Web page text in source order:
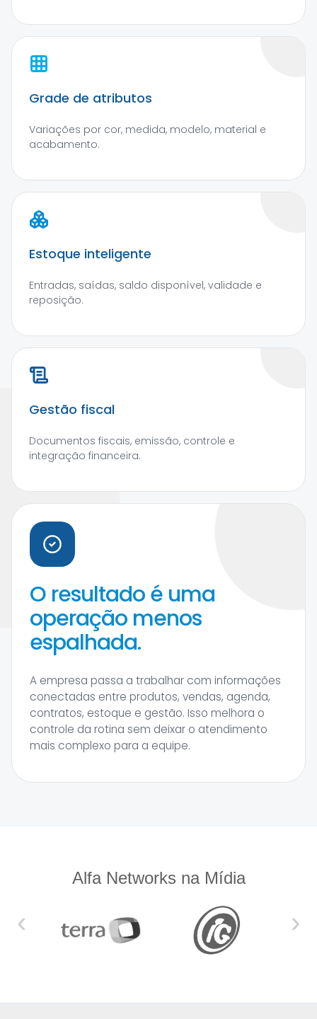
Grade de atributos
Variações por cor, medida, modelo, material e
acabamento.
Estoque inteligente
Entradas, saídas, saldo disponível, validade e
reposição.
Gestão fiscal
Documentos fiscais, emissão, controle e
integração financeira.
O resultado é uma
operação menos
espalhada.
A empresa passa a trabalhar com informações
conectadas entre produtos, vendas, agenda,
contratos, estoque e gestão. Isso melhora o
controle da rotina sem deixar o atendimento
mais complexo para a equipe.
Alfa Networks na Mídia
‹ ›